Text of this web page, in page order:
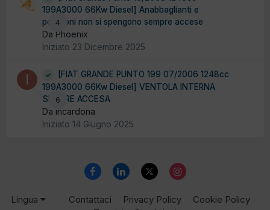
4
199A3000 66Kw Diesel] Anabbaglianti e
posizioni non si spengono sempre accese
Da Phoenix
Iniziato 23 Dicembre 2025
6
[FIAT GRANDE PUNTO 199 07/2006 1248cc
199A3000 66Kw Diesel] VENTOLA INTERNA
SEMPRE ACCESA
Da incardona
Iniziato 14 Giugno 2025
Lingua Contattaci Privacy Policy
Cookie Policy